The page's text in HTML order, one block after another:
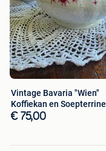
Vintage Bavaria "Wien"
Koffiekan en Soepterrine
€ 75,00